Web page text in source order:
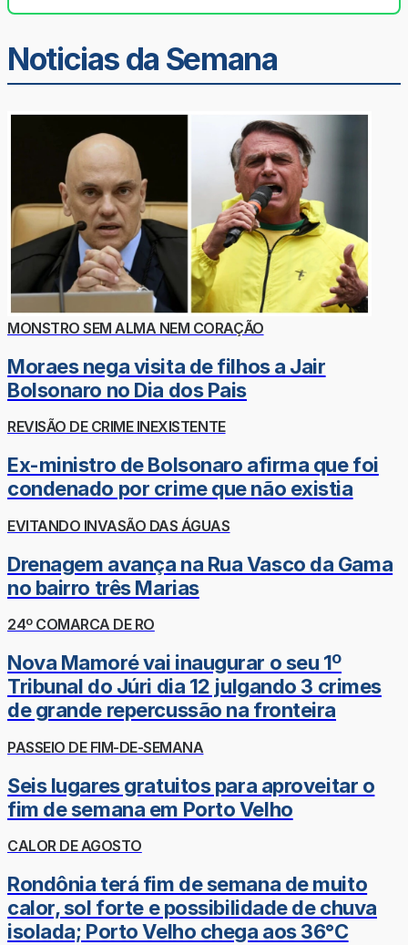
Noticias da Semana
MONSTRO SEM ALMA NEM CORAÇÃO
Moraes nega visita de filhos a Jair
Bolsonaro no Dia dos Pais
REVISÃO DE CRIME INEXISTENTE
Ex-ministro de Bolsonaro afirma que foi
condenado por crime que não existia
EVITANDO INVASÃO DAS ÁGUAS
Drenagem avança na Rua Vasco da Gama
no bairro três Marias
24º COMARCA DE RO
Nova Mamoré vai inaugurar o seu 1º
Tribunal do Júri dia 12 julgando 3 crimes
de grande repercussão na fronteira
PASSEIO DE FIM-DE-SEMANA
Seis lugares gratuitos para aproveitar o
fim de semana em Porto Velho
CALOR DE AGOSTO
Rondônia terá fim de semana de muito
calor, sol forte e possibilidade de chuva
isolada; Porto Velho chega aos 36°C